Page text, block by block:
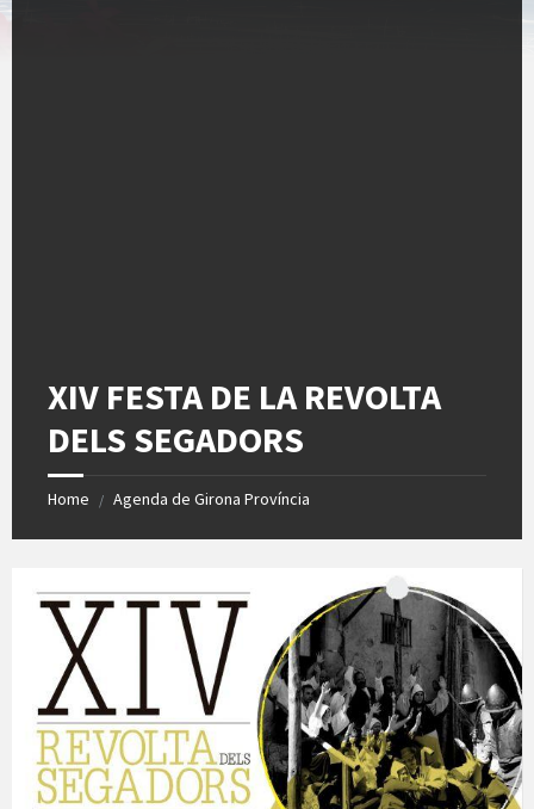
XIV FESTA DE LA REVOLTA
DELS SEGADORS
Home / Agenda de Girona Província